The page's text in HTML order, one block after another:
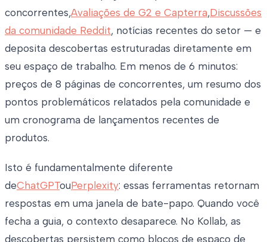
concorrentes,Avaliações de G2 e Capterra,Discussões
da comunidade Reddit, notícias recentes do setor — e
deposita descobertas estruturadas diretamente em
seu espaço de trabalho. Em menos de 6 minutos:
preços de 8 páginas de concorrentes, um resumo dos
pontos problemáticos relatados pela comunidade e
um cronograma de lançamentos recentes de
produtos.
Isto é fundamentalmente diferente
deChatGPTouPerplexity: essas ferramentas retornam
respostas em uma janela de bate-papo. Quando você
fecha a guia, o contexto desaparece. No Kollab, as
descobertas persistem como blocos de espaço de